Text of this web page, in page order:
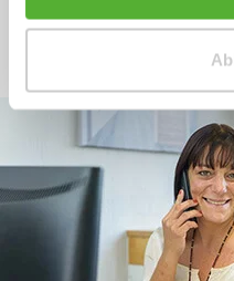
+49 (0)4244 965 34